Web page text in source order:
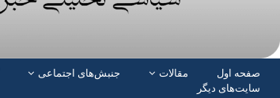
صفحە اول مقالات جنبش‌های اجتماعی
سایت‌های دیگر